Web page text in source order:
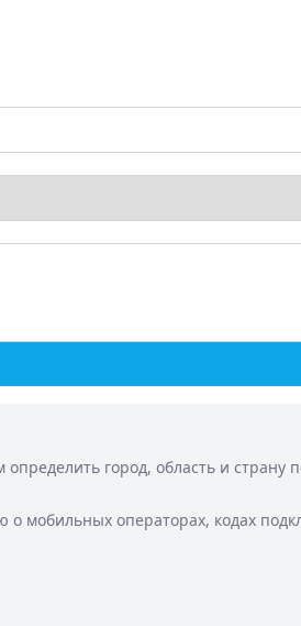
город, область и страну
мобильных операторах, кодах